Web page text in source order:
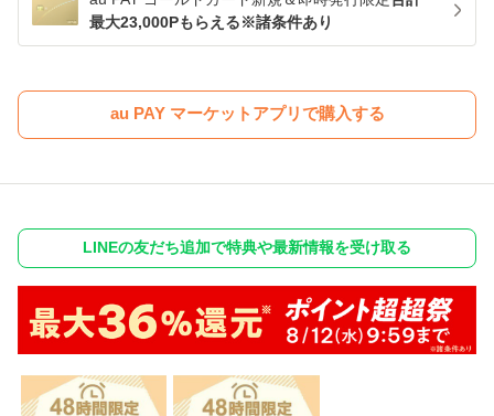
最大23,000Pもらえる※諸条件あり
au PAY マーケットアプリで購入する
LINEの友だち追加で特典や最新情報を受け取る